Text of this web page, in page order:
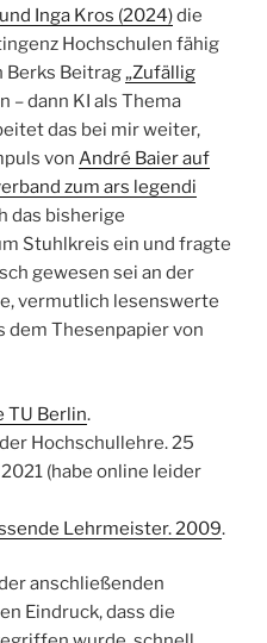
Inga Kros (2024)die
Hochschulen fähig
Berks Beitrag„Zufällig
– dann KI als Thema
das bei mir weiter,
von André Baier auf
zum ars legendi
das bisherige
Stuhlkreis ein und fragte
gewesen sei an der
vermutlich lesenswerte
dem Thesenpapier von
TU Berlin.
Hochschullehre. 25
(habe online leider
Lehrmeister. 2009.
anschließenden
Eindruck, dass die